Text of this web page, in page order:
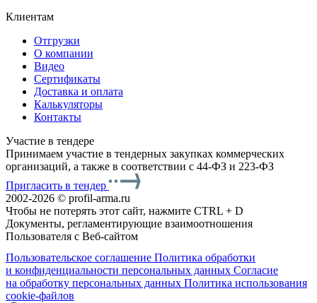
Клиентам
Отгрузки
О компании
Видео
Сертификаты
Доставка и оплата
Калькуляторы
Контакты
Участие в тендере
Принимаем участие в тендерных закупках коммерческих
организаций, а также в соответствии с 44-ФЗ и 223-ФЗ
Пригласить в тендер
2002-2026 © profil-arma.ru
Чтобы не потерять этот сайт, нажмите CTRL + D
Документы, регламентирующие взаимоотношения
Пользователя с Веб-сайтом
Пользовательское соглашение Политика обработки
и конфиденциальности персональных данных Согласие
на обработку персональных данных Политика использования
cookie-файлов